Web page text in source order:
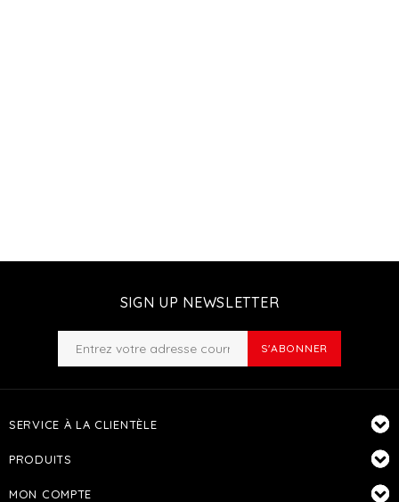
SIGN UP NEWSLETTER
S'ABONNER
SERVICE À LA CLIENTÈLE
PRODUITS
MON COMPTE